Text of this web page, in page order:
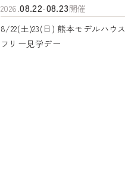
2026.08.22-08.23開催
8/22(土)23(日) 熊本モデルハウス
フリー見学デー